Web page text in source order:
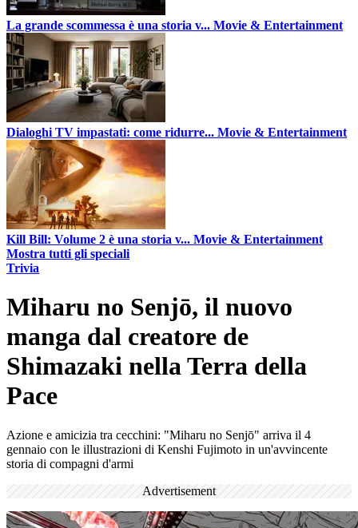
La grande scommessa è una storia v... Movie & Entertainment
Dialoghi TV impastati: come ridurre... Movie & Entertainment
Kill Bill: Volume 2 è una storia v... Movie & Entertainment
Mostra tutti gli speciali
Trivia
Miharu no Senjō, il nuovo
manga dal creatore de
Shimazaki nella Terra della
Pace
Azione e amicizia tra cecchini: "Miharu no Senjō" arriva il 4
gennaio con le illustrazioni di Kenshi Fujimoto in un'avvincente
storia di compagni d'armi
Advertisement